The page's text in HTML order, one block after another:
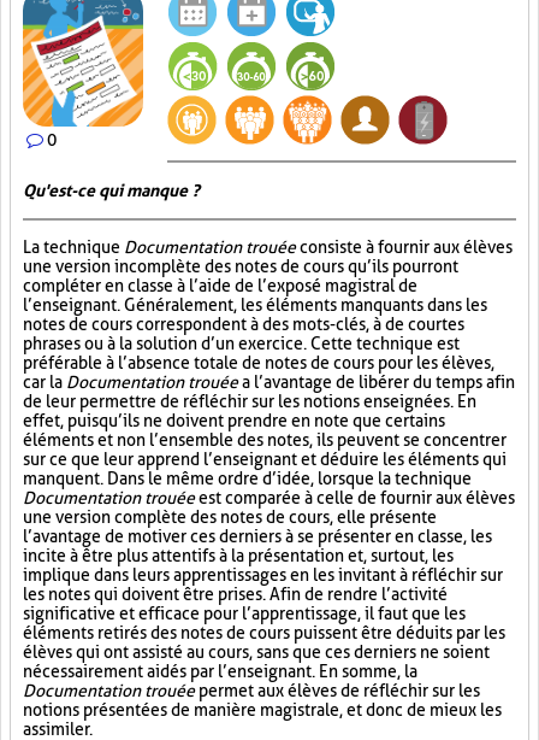
0
Qu'est-ce qui manque ?
La technique Documentation trouéeconsiste à fournir aux élèves
une version incomplète des notes de cours qu’ils pourront
compléter en classe à l’aide de l’exposé magistral de
l’enseignant. Généralement, les éléments manquants dans les
notes de cours correspondent à des mots-clés, à de courtes
phrases ou à la solution d’un exercice. Cette technique est
préférable à l’absence totale de notes de cours pour les élèves,
car la Documentation trouéea l’avantage de libérer du temps afin
de leur permettre de réfléchir sur les notions enseignées. En
effet, puisqu’ils ne doivent prendre en note que certains
éléments et non l’ensemble des notes, ils peuvent se concentrer
sur ce que leur apprend l’enseignant et déduire les éléments qui
manquent. Dans le même ordre d’idée, lorsque la technique
Documentation trouéeest comparée à celle de fournir aux élèves
une version complète des notes de cours, elle présente
l’avantage de motiver ces derniers à se présenter en classe, les
incite à être plus attentifs à la présentation et, surtout, les
implique dans leurs apprentissages en les invitant à réfléchir sur
les notes qui doivent être prises. Afin de rendre l’activité
significative et efficace pour l’apprentissage, il faut que les
éléments retirés des notes de cours puissent être déduits par les
élèves qui ont assisté au cours, sans que ces derniers ne soient
nécessairement aidés par l’enseignant. En somme, la
Documentation trouéepermet aux élèves de réfléchir sur les
notions présentées de manière magistrale, et donc de mieux les
assimiler.